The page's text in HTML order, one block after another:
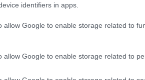
identifiers in apps.
allow Google to enable storage related to
allow Google to enable storage related to